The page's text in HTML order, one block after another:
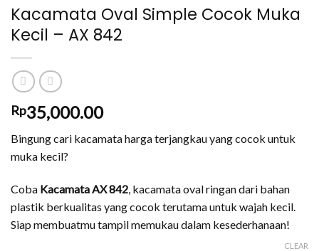
Kacamata Oval Simple Cocok Muka
Kecil – AX 842
Rp35,000.00
Bingung cari kacamata harga terjangkau yang cocok untuk
muka kecil?
Coba Kacamata AX 842, kacamata oval ringan dari bahan
plastik berkualitas yang cocok terutama untuk wajah kecil.
Siap membuatmu tampil memukau dalam kesederhanaan!
CLEAR